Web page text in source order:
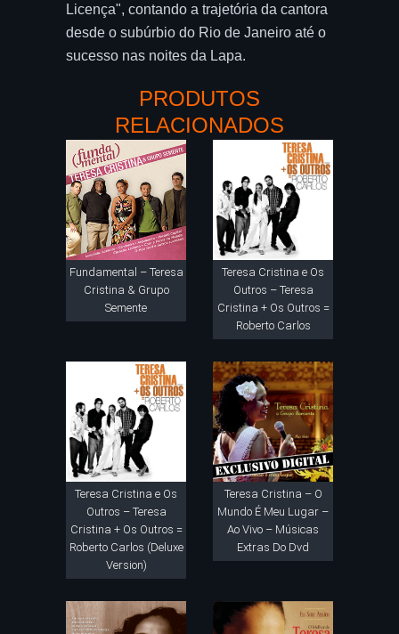
Licença", contando a trajetória da cantora
desde o subúrbio do Rio de Janeiro até o
sucesso nas noites da Lapa.
PRODUTOS
RELACIONADOS
Fundamental – Teresa
Cristina & Grupo
Semente
Teresa Cristina e Os
Outros – Teresa
Cristina + Os Outros =
Roberto Carlos
Teresa Cristina e Os
Outros – Teresa
Cristina + Os Outros =
Roberto Carlos (Deluxe
Version)
Teresa Cristina – O
Mundo É Meu Lugar –
Ao Vivo – Músicas
Extras Do Dvd